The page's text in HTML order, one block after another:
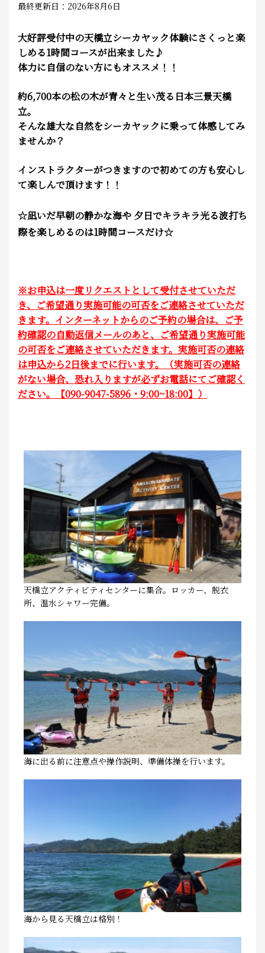
最終更新日：2026年8月6日
大好評受付中の天橋立シーカヤック体験にさくっと楽
しめる1時間コースが出来ました♪
体力に自信のない方にもオススメ！！
約6,700本の松の木が青々と生い茂る日本三景天橋
立。
そんな雄大な自然をシーカヤックに乗って体感してみ
ませんか？
インストラクターがつきますので初めての方も安心し
て楽しんで頂けます！！
☆凪いだ早朝の静かな海や 夕日でキラキラ光る波打ち
際を楽しめるのは1時間コースだけ☆
※お申込は一度リクエストとして受付させていただ
き、ご希望通り実施可能の可否をご連絡させていただ
きます。インターネットからのご予約の場合は、ご予
約確認の自動返信メールのあと、ご希望通り実施可能
の可否をご連絡させていただきます。実施可否の連絡
は申込から2日後までに行います。（実施可否の連絡
がない場合、恐れ入りますが必ずお電話にてご確認く
ださい。【090-9047-5896・9:00~18:00】）
天橋立アクティビティセンターに集合。ロッカー、脱衣
所、温水シャワー完備。
海に出る前に注意点や操作説明、準備体操を行います。
海から見る天橋立は格別！